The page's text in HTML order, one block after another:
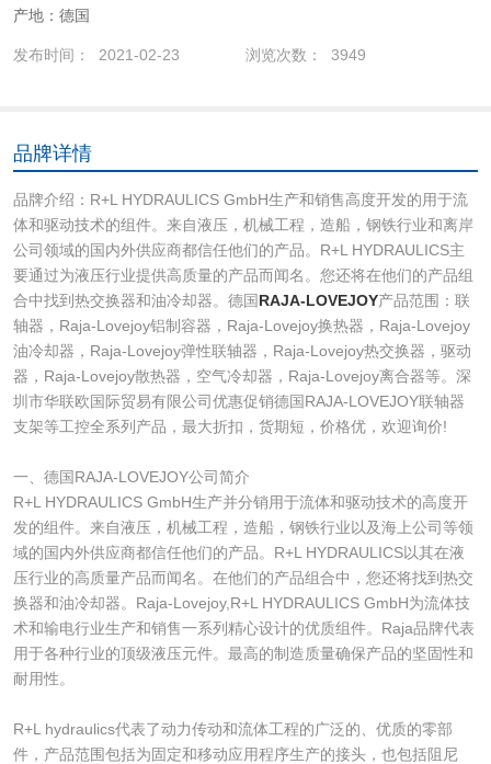
产地：德国
发布时间： 2021-02-23 浏览次数： 3949
品牌详情
品牌介绍：R+L HYDRAULICS GmbH生产和销售高度开发的用于流
体和驱动技术的组件。来自液压，机械工程，造船，钢铁行业和离岸
公司领域的国内外供应商都信任他们的产品。R+L HYDRAULICS主
要通过为液压行业提供高质量的产品而闻名。您还将在他们的产品组
合中找到热交换器和油冷却器。德国RAJA-LOVEJOY产品范围：联
轴器，Raja-Lovejoy铝制容器，Raja-Lovejoy换热器，Raja-Lovejoy
油冷却器，Raja-Lovejoy弹性联轴器，Raja-Lovejoy热交换器，驱动
器，Raja-Lovejoy散热器，空气冷却器，Raja-Lovejoy离合器等。深
圳市华联欧国际贸易有限公司优惠促销德国RAJA-LOVEJOY联轴器
支架等工控全系列产品，最大折扣，货期短，价格优，欢迎询价!
一、德国RAJA-LOVEJOY公司简介
R+L HYDRAULICS GmbH生产并分销用于流体和驱动技术的高度开
发的组件。来自液压，机械工程，造船，钢铁行业以及海上公司等领
域的国内外供应商都信任他们的产品。R+L HYDRAULICS以其在液
压行业的高质量产品而闻名。在他们的产品组合中，您还将找到热交
换器和油冷却器。Raja-Lovejoy,R+L HYDRAULICS GmbH为流体技
术和输电行业生产和销售一系列精心设计的优质组件。Raja品牌代表
用于各种行业的顶级液压元件。最高的制造质量确保产品的坚固性和
耐用性。
R+L hydraulics代表了动力传动和流体工程的广泛的、优质的零部
件，产品范围包括为固定和移动应用程序生产的接头，也包括阻尼